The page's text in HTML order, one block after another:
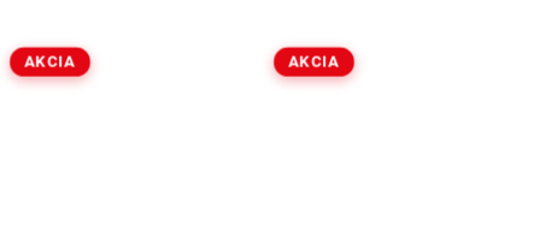
AKCIA AKCIA